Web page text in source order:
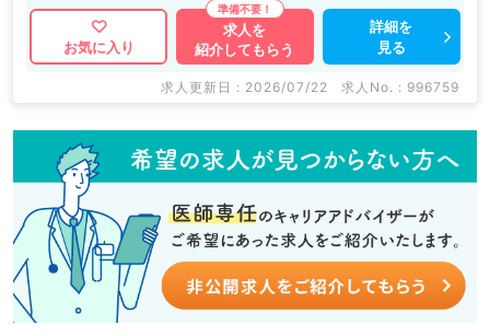
お気に入り
求人を
紹介してもらう
詳細を
見る
求人更新日 : 2026/07/22 求人No. : 996759